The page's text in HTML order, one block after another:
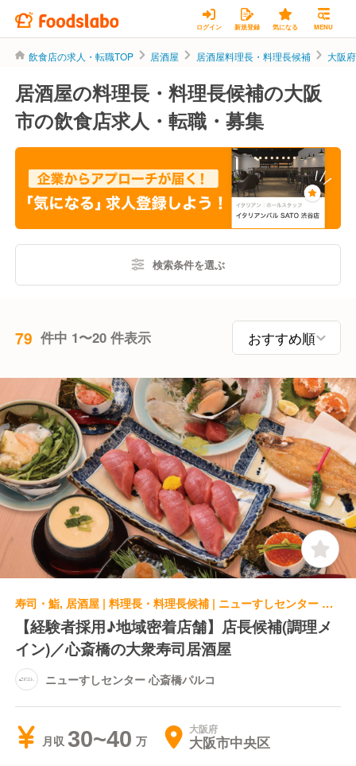
ログイン 新規登録 気になる MENU
飲食店の求人・転職TOP 居酒屋 居酒屋料理長・料理長候補 大阪
居酒屋の料理長・料理長候補の大阪
市の飲食店求人・転職・募集
検索条件を選ぶ
79 件中 1〜20 件表示
寿司・鮨, 居酒屋 | 料理長・料理長候補 | ニューすしセンター 心斎橋パルコ
【経験者採用♪地域密着店舗】店長候補(調理メ
イン)／心斎橋の大衆寿司居酒屋
ニューすしセンター 心斎橋パルコ
月収 30~40 大阪府
大阪市中央区